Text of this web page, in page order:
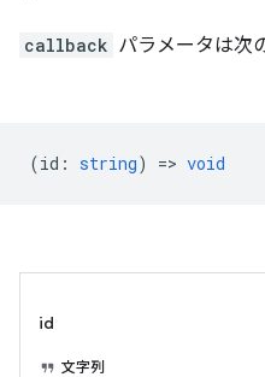
callback パラメータは次
(id : string) => void
id
文字列